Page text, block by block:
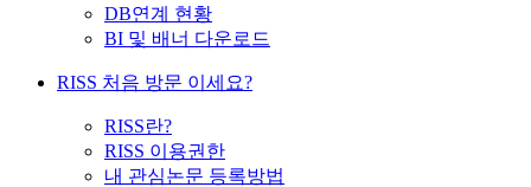
DB연계 현황
BI 및 배너 다운로드
RISS 처음 방문 이세요?
RISS란?
RISS 이용권한
내 관심논문 등록방법